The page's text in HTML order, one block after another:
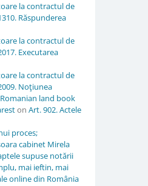
la contractul de
Răspunderea
la contractul de
Executarea
la contractul de
Noţiunea
land book
on Art. 902. Actele
proces;
cabinet Mirela
supuse notării
mai ieftin, mai
online din România